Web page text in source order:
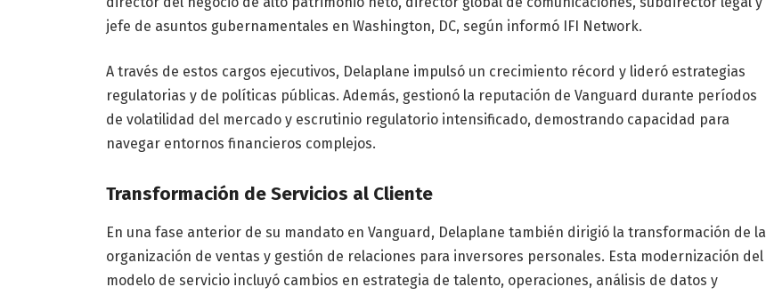
jefe de asuntos gubernamentales en Washington, DC, según informó IFI Network.
A través de estos cargos ejecutivos, Delaplane impulsó un crecimiento récord y lideró estrategias
regulatorias y de políticas públicas. Además, gestionó la reputación de Vanguard durante períodos
de volatilidad del mercado y escrutinio regulatorio intensificado, demostrando capacidad para
navegar entornos financieros complejos.
Transformación de Servicios al Cliente
En una fase anterior de su mandato en Vanguard, Delaplane también dirigió la transformación de la
organización de ventas y gestión de relaciones para inversores personales. Esta modernización del
modelo de servicio incluyó cambios en estrategia de talento, operaciones, análisis de datos y